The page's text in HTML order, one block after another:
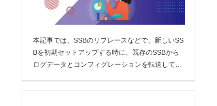
本記事では、SSBのリプレースなどで、新しいSS
Bを初期セットアップする時に、既存のSSBから
ログデータとコンフィグレーションを転送して、